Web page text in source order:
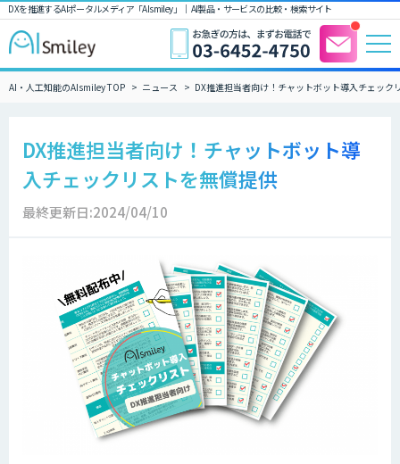
DXを推進するAIポータルメディア「AIsmiley」｜ AI製品・サービスの比較・検索サイト
AI・人工知能のAIsmiley TOP ニュース DX推進担当者向け！チャットボット導入チェック
DX推進担当者向け！チャットボット導
入チェックリストを無償提供
最終更新日:2024/04/10